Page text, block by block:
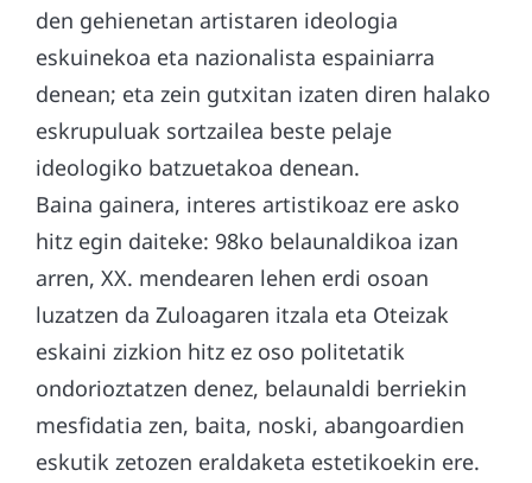
den gehienetan artistaren ideologia
eskuinekoa eta nazionalista espainiarra
denean; eta zein gutxitan izaten diren halako
eskrupuluak sortzailea beste pelaje
ideologiko batzuetakoa denean.
Baina gainera, interes artistikoaz ere asko
hitz egin daiteke: 98ko belaunaldikoa izan
arren, XX. mendearen lehen erdi osoan
luzatzen da Zuloagaren itzala eta Oteizak
eskaini zizkion hitz ez oso politetatik
ondorioztatzen denez, belaunaldi berriekin
mesfidatia zen, baita, noski, abangoardien
eskutik zetozen eraldaketa estetikoekin ere.